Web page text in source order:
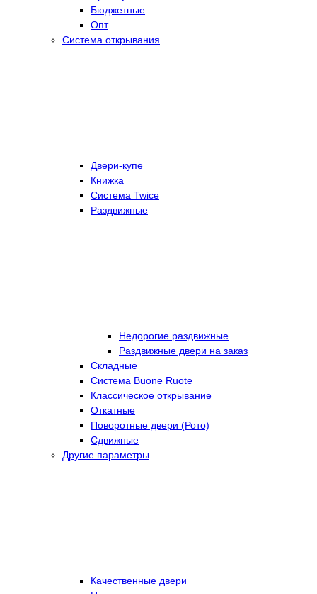
Бюджетные
Опт
Система открывания
Двери-купе
Книжка
Система Twice
Раздвижные
Недорогие раздвижные
Раздвижные двери на заказ
Складные
Cистема Buone Ruote
Классическое открывание
Откатные
Поворотные двери (Рото)
Сдвижные
Другие параметры
Качественные двери